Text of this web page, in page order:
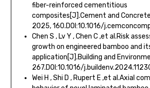
fiber-reinforced cementitious
composites[J].Cement and
2025, 160.DOI:10.1016/
Chen S , Lv Y , Chen C ,et al.Risk
growth on engineered bamboo and
application[J].Building and
267.DOI:10.1016/
Wei H , Shi D , Rupert E ,et al.Axial